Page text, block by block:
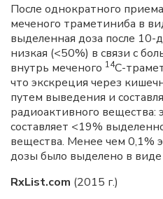
После однократного
меченого траметиниба в
выделенная доза после 10-
низкая (<50%) в связи с
внутрь меченого 14С-
что экскреция через
путем выведения и
радиоактивного вещества:
составляет <19%
вещества. Менее чем 0,1%
дозы было выделено в
RxList.com (2015 г.)